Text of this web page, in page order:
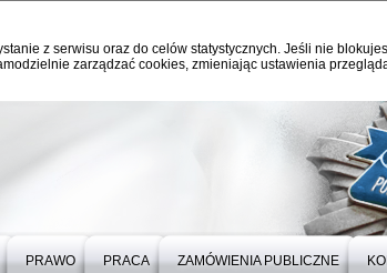
z serwisu oraz do celów statystycznych. Jeśli nie
zarządzać cookies, zmieniając ustawienia
PRAWO PRACA ZAMÓWIENIA PUBLICZNE